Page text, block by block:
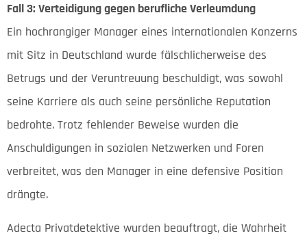
Fall 3: Verteidigung gegen berufliche Verleumdung
Ein hochrangiger Manager eines internationalen Konzerns
mit Sitz in Deutschland wurde fälschlicherweise des
Betrugs und der Veruntreuung beschuldigt, was sowohl
seine Karriere als auch seine persönliche Reputation
bedrohte. Trotz fehlender Beweise wurden die
Anschuldigungen in sozialen Netzwerken und Foren
verbreitet, was den Manager in eine defensive Position
drängte.
Adecta Privatdetektive wurden beauftragt, die Wahrheit